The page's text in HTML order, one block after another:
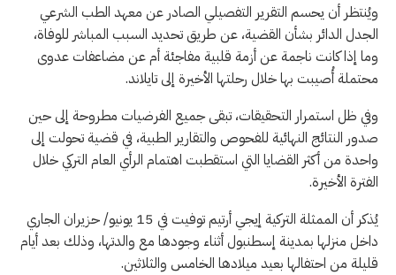
ويُنتظر أن يحسم التقرير التفصيلي الصادر عن معهد الطب الشرعي
الجدل الدائر بشأن القضية، عن طريق تحديد السبب المباشر للوفاة،
وما إذا كانت ناجمة عن أزمة قلبية مفاجئة أم عن مضاعفات عدوى
محتملة أُصيبت بها خلال رحلتها الأخيرة إلى تايلاند.
وفي ظل استمرار التحقيقات، تبقى جميع الفرضيات مطروحة إلى حين
صدور النتائج النهائية للفحوص والتقارير الطبية، في قضية تحولت إلى
واحدة من أكثر القضايا التي استقطبت اهتمام الرأي العام التركي خلال
الفترة الأخيرة.
يُذكر أن الممثلة التركية إيجي أرتيم توفيت في 15 يونيو/ حزيران الجاري
داخل منزلها بمدينة إسطنبول أثناء وجودها مع والدتها، وذلك بعد أيام
قليلة من احتفالها بعيد ميلادها الخامس والثلاثين.